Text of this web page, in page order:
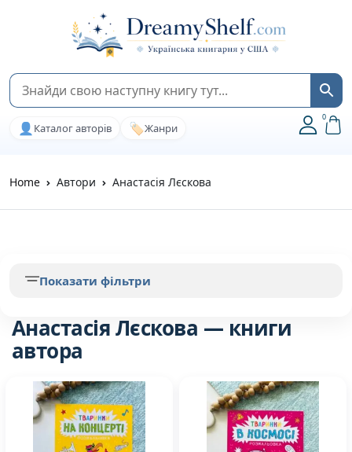
👤 Каталог авторів 🏷️Жанри
0
Home Автори Анастасія Лєскова
Анастасія Лєскова — книги
автора
Показати фільтри